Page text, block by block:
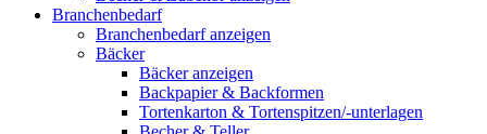
Branchenbedarf
Branchenbedarf anzeigen
Bäcker
Bäcker anzeigen
Backpapier & Backformen
Tortenkarton & Tortenspitzen/-unterlagen